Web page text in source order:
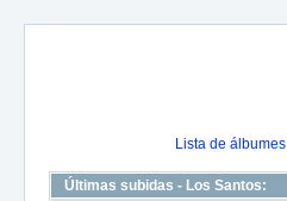
Lista de álbumes
Últimas subidas - Los Santos: